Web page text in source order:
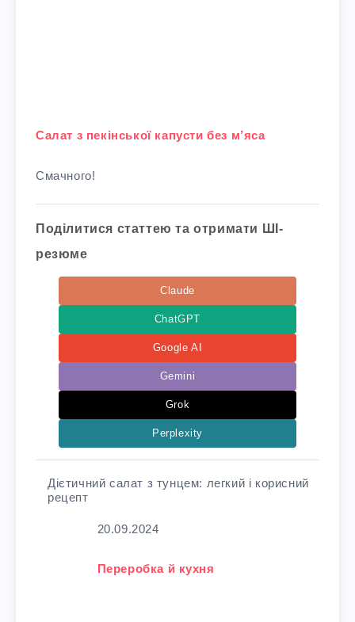
Салат з пекінської капусти без м’яса
Смачного!
Поділитися статтею та отримати ШІ-
резюме
Claude
ChatGPT
Google AI
Gemini
Grok
Perplexity
Дієтичний салат з тунцем: легкий і корисний
рецепт
20.09.2024
У зв'язку з тим, що
Переробка й кухня